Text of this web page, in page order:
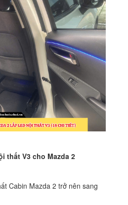
thất V3 cho Mazda 2
Cabin Mazda 2 trở nên sang